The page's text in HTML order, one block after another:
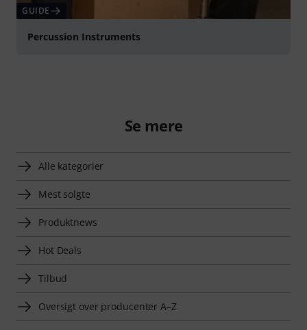
GUIDE
Percussion Instruments
Se mere
Alle kategorier
Mest solgte
Produktnews
Hot Deals
Tilbud
Oversigt over producenter A–Z